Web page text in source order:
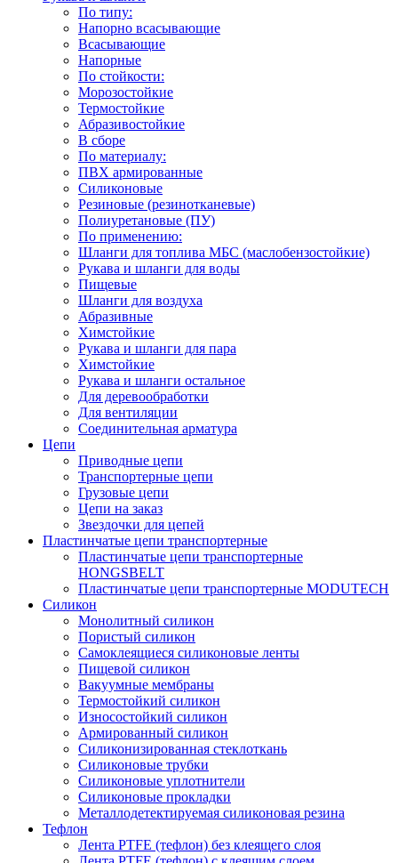
По типу:
Напорно всасывающие
Всасывающие
Напорные
По стойкости:
Морозостойкие
Термостойкие
Абразивостойкие
В сборе
По материалу:
ПВХ армированные
Силиконовые
Резиновые (резинотканевые)
Полиуретановые (ПУ)
По применению:
Шланги для топлива МБС (маслобензостойкие)
Рукава и шланги для воды
Пищевые
Шланги для воздуха
Абразивные
Химстойкие
Рукава и шланги для пара
Химстойкие
Рукава и шланги остальное
Для деревообработки
Для вентиляции
Соединительная арматура
Цепи
Приводные цепи
Транспортерные цепи
Грузовые цепи
Цепи на заказ
Звездочки для цепей
Пластинчатые цепи транспортерные
Пластинчатые цепи транспортерные
HONGSBELT
Пластинчатые цепи транспортерные MODUTECH
Силикон
Монолитный силикон
Пористый силикон
Самоклеящиеся силиконовые ленты
Пищевой силикон
Вакуумные мембраны
Термостойкий силикон
Износостойкий силикон
Армированный силикон
Силиконизированная стеклоткань
Силиконовые трубки
Силиконовые уплотнители
Силиконовые прокладки
Металлодетектируемая силиконовая резина
Тефлон
Лента PTFE (тефлон) без клеящего слоя